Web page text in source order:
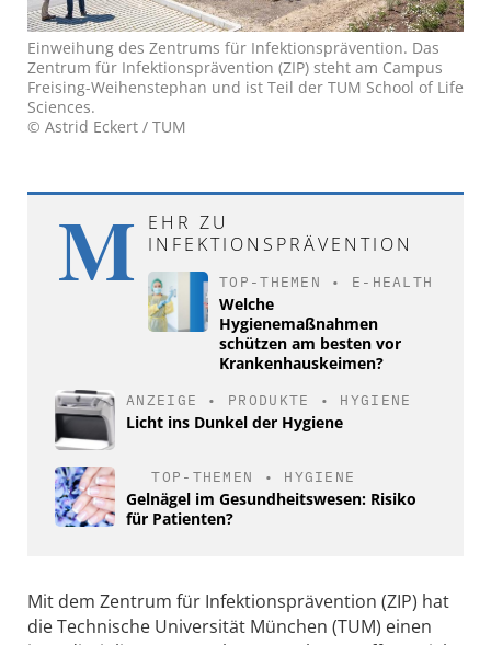
Einweihung des Zentrums für Infektionsprävention. Das
Zentrum für Infektionsprävention (ZIP) steht am Campus
Freising-Weihenstephan und ist Teil der TUM School of Life
Sciences.
© Astrid Eckert / TUM
M
EHR ZU
INFEKTIONSPRÄVENTION
TOP-THEMEN • E-HEALTH
Welche
Hygienemaßnahmen
schützen am besten vor
Krankenhauskeimen?
ANZEIGE • PRODUKTE • HYGIENE
Licht ins Dunkel der Hygiene
TOP-THEMEN • HYGIENE
Gelnägel im Gesundheitswesen: Risiko
für Patienten?
Mit dem Zentrum für Infektionsprävention (ZIP) hat
die Technische Universität München (TUM) einen